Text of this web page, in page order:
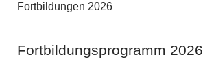
Fortbildungen 2026
Fortbildungsprogramm 2026